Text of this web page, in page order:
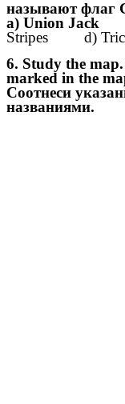
называют флаг
a) Union Jack
Stripes d)
6. Study the
marked in the
Соотнеси
названиями.